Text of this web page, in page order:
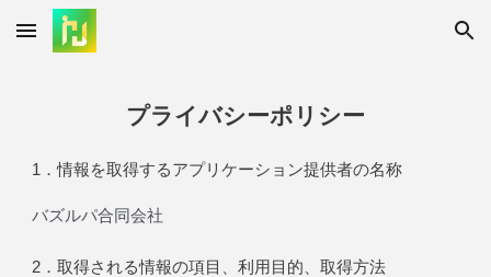
Skip to main content Skip to navigation
プライバシーポリシー
1．情報を取得するアプリケーション提供者の名称
バズルパ合同会社
2．取得される情報の項目、利用目的、取得方法